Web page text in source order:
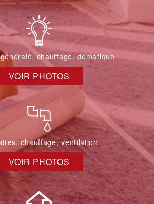
chauffage, domatique
VOIR PHOTOS
chauffage, ventilation
VOIR PHOTOS